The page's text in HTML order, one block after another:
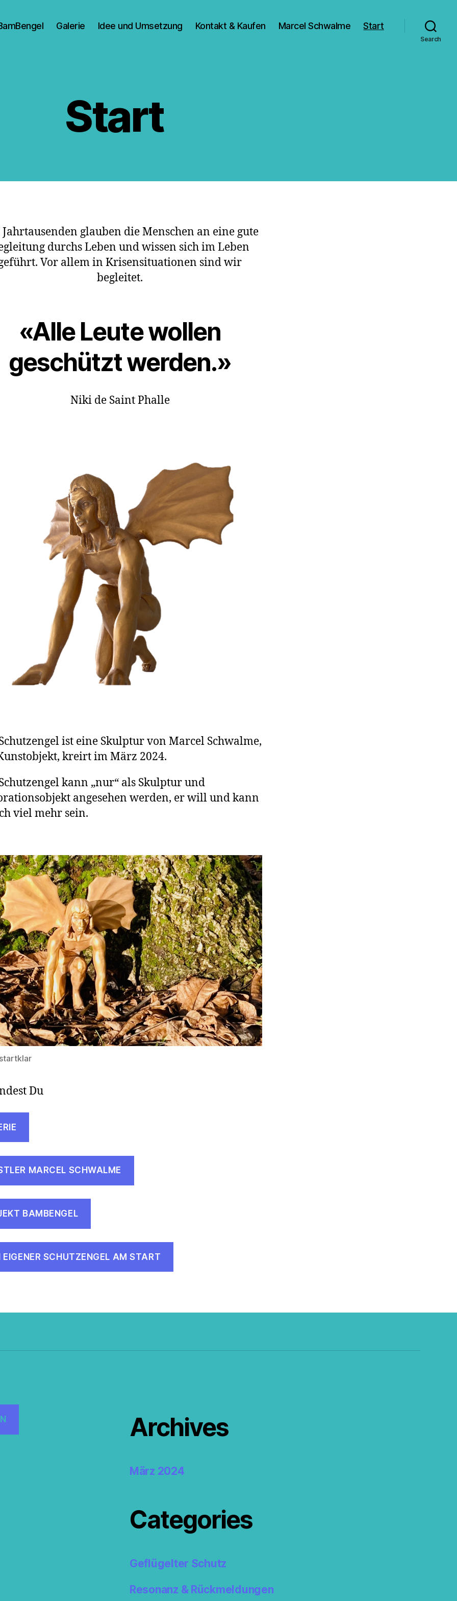
Galerie Idee und Umsetzung Kontakt & Kaufen Marcel Schwalme Start
Search
Start
Jahrtausenden glauben die Menschen an eine gute
durchs Leben und wissen sich im Leben
Vor allem in Krisensituationen sind wir
begleitet.
«Alle Leute wollen
geschützt werden.»
Niki de Saint Phalle
ist eine Skulptur von Marcel Schwalme,
kreirt im März 2024.
kann „nur“ als Skulptur und
angesehen werden, er will und kann
viel mehr sein.
Du
MARCEL SCHWALME
BAMBENGEL
EIGENER SCHUTZENGEL AM START
Archives
März 2024
Categories
Geflügelter Schutz
Resonanz & Rückmeldungen